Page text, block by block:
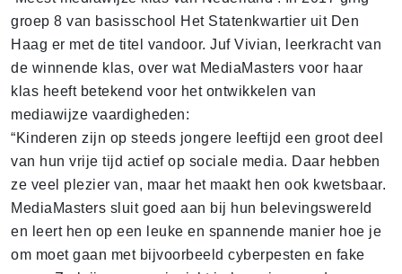
groep 8 van basisschool Het Statenkwartier uit Den
Haag er met de titel vandoor. Juf Vivian, leerkracht van
de winnende klas, over wat MediaMasters voor haar
klas heeft betekend voor het ontwikkelen van
mediawijze vaardigheden:
“Kinderen zijn op steeds jongere leeftijd een groot deel
van hun vrije tijd actief op sociale media. Daar hebben
ze veel plezier van, maar het maakt hen ook kwetsbaar.
MediaMasters sluit goed aan bij hun belevingswereld
en leert hen op een leuke en spannende manier hoe je
om moet gaan met bijvoorbeeld cyberpesten en fake